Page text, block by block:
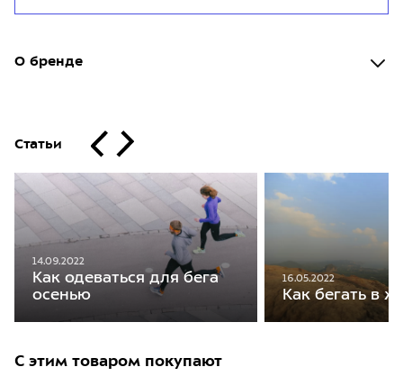
О бренде
Статьи
14.09.2022
Как одеваться для бега
осенью
16.05.2022
Как бегать в
С этим товаром покупают